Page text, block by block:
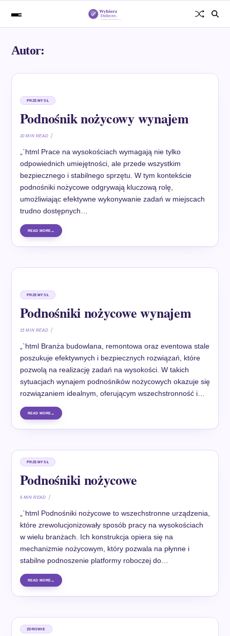
Autor:
PRZEMYSŁ
Podnośnik nożycowy wynajem
10 MIN READ
„`html Prace na wysokościach wymagają nie tylko
odpowiednich umiejętności, ale przede wszystkim
bezpiecznego i stabilnego sprzętu. W tym kontekście
podnośniki nożycowe odgrywają kluczową rolę,
umożliwiając efektywne wykonywanie zadań w miejscach
trudno dostępnych…
READ MORE
PRZEMYSŁ
Podnośniki nożycowe wynajem
15 MIN READ
„`html Branża budowlana, remontowa oraz eventowa stale
poszukuje efektywnych i bezpiecznych rozwiązań, które
pozwolą na realizację zadań na wysokości. W takich
sytuacjach wynajem podnośników nożycowych okazuje się
rozwiązaniem idealnym, oferującym wszechstronność i…
READ MORE
PRZEMYSŁ
Podnośniki nożycowe
6 MIN READ
„`html Podnośniki nożycowe to wszechstronne urządzenia,
które zrewolucjonizowały sposób pracy na wysokościach
w wielu branżach. Ich konstrukcja opiera się na
mechanizmie nożycowym, który pozwala na płynne i
stabilne podnoszenie platformy roboczej do…
READ MORE
ZDROWIE